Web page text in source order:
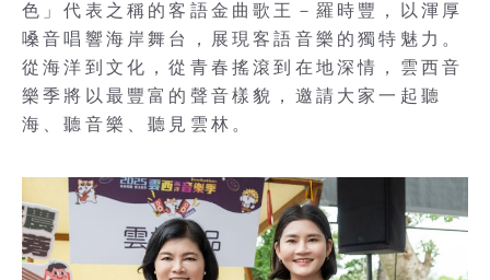
色」代表之稱的客語金曲歌王－羅時豐，以渾厚
嗓音唱響海岸舞台，展現客語音樂的獨特魅力。
從海洋到文化，從青春搖滾到在地深情，雲西音
樂季將以最豐富的聲音樣貌，邀請大家一起聽
海、聽音樂、聽見雲林。